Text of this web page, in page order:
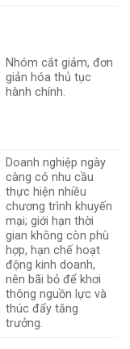
Nhóm cắt giảm, đơn
giản hóa thủ tục
hành chính.
Doanh nghiệp ngày
càng có nhu cầu
thực hiện nhiều
chương trình khuyến
mại; giới hạn thời
gian không còn phù
hợp, hạn chế hoạt
động kinh doanh,
nên bãi bỏ để khơi
thông nguồn lực và
thúc đẩy tăng
trưởng.